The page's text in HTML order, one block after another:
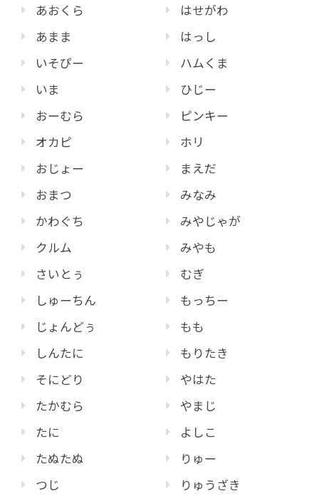
あおくら
あまま
いそぴー
いま
おーむら
オカピ
おじょー
おまつ
かわぐち
クルム
さいとぅ
しゅーちん
じょんどぅ
しんたに
そにどり
たかむら
たに
たぬたぬ
つじ
はせがわ
はっし
ハムくま
ひじー
ピンキー
ホリ
まえだ
みなみ
みやじゃが
みやも
むぎ
もっちー
もも
もりたき
やはた
やまじ
よしこ
りゅー
りゅうざき